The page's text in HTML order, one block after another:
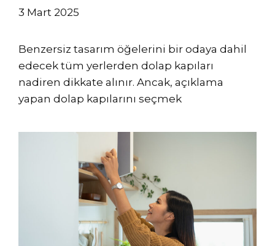
3 Mart 2025
Benzersiz tasarım öğelerini bir odaya dahil
edecek tüm yerlerden dolap kapıları
nadiren dikkate alınır. Ancak, açıklama
yapan dolap kapılarını seçmek